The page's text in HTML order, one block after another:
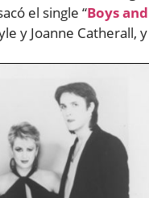
el single “Boys
y Joanne Catherall,